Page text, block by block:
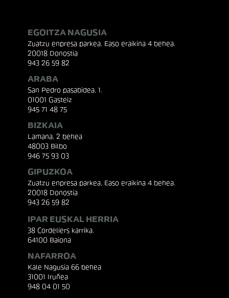
EGOITZA NAGUSIA
Zuatzu enpresa parkea, Easo eraikina 4 behea.
20018 Donostia
943 26 59 82
ARABA
San Pedro pasabidea, 1.
01001 Gasteiz
945 71 48 75
BIZKAIA
Lamana, 2 behea
48003 Bilbo
946 75 93 03
GIPUZKOA
Zuatzu enpresa parkea, Easo eraikina 4 behea.
20018 Donostia
943 26 59 82
IPAR EUSKAL HERRIA
38 Cordeliers karrika.
64100 Baiona
NAFARROA
Kale Nagusia 66 behea
31001 Iruñea
948 04 01 50